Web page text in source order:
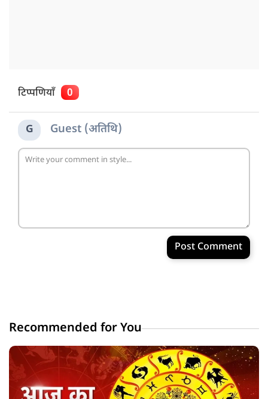
टिप्पणियाँ 0
G Guest (अतिथि)
Post Comment
Recommended for You